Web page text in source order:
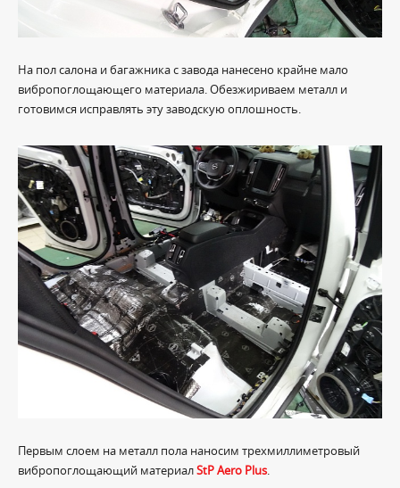
На пол салона и багажника с завода нанесено крайне мало
вибропоглощающего материала. Обезжириваем металл и
готовимся исправлять эту заводскую оплошность.
Первым слоем на металл пола наносим трехмиллиметровый
вибропоглощающий материалStP Aero Plus.